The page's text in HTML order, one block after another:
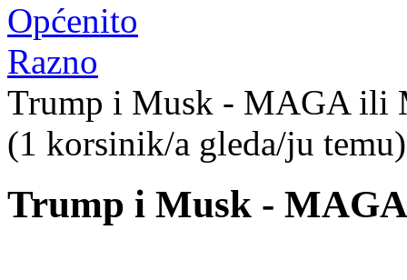
Općenito
Razno
Trump i Musk - MAGA ili
(1 korsinik/a gleda/ju
Trump i Musk -